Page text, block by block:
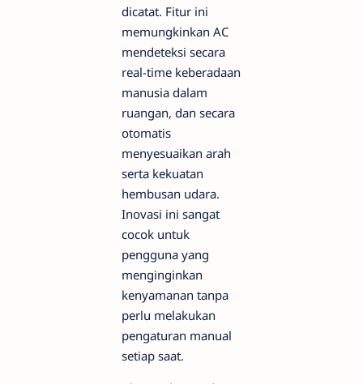
dicatat. Fitur ini
memungkinkan AC
mendeteksi secara
real-time keberadaan
manusia dalam
ruangan, dan secara
otomatis
menyesuaikan arah
serta kekuatan
hembusan udara.
Inovasi ini sangat
cocok untuk
pengguna yang
menginginkan
kenyamanan tanpa
perlu melakukan
pengaturan manual
setiap saat.